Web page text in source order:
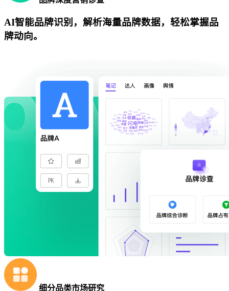
AI智能品牌识别，解析海量品牌数据，轻松掌握品
牌动向。
细分品类市场研究